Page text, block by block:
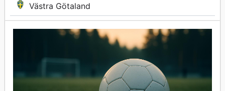
Västra Götaland